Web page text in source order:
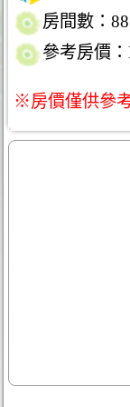
房間數：
參考房價
※房價僅供參